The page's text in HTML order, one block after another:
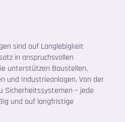
sind auf Langlebigkeit
in anspruchsvollen
unterstützen Baustellen,
und Industrieanlagen. Von der
Sicherheitssystemen – jede
und auf langfristige